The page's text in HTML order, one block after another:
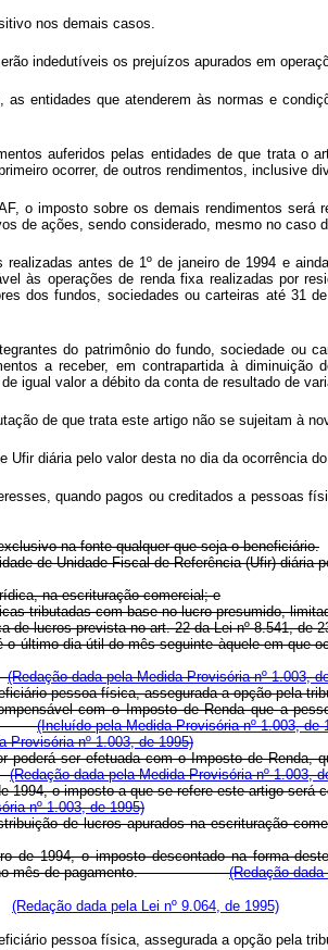
nos demais casos.
indedutíveis os prejuízos apurados em
entidades que atenderem às normas e
auferidos pelas entidades de que trata o
ocorrer, de outros rendimentos, inclusive
o imposto sobre os demais rendimentos
de ações, sendo considerado, mesmo no caso
realizadas antes de 1º de janeiro de 1994 e
às operações de renda fixa realizadas por
dos fundos, sociedades ou carteiras até 31
do patrimônio do fundo, sociedade ou
a receber, em contrapartida à
igual valor a débito da conta de resultado de
de que trata este artigo não se sujeitam à
Ufir diária pelo valor desta no dia da ocorrência
quando pagos ou creditados a pessoas
na fonte qualquer que seja o beneficiário.
de Unidade Fiscal de Referência (Ufir) diária
na escrituração comercial; e
tributadas com base no lucro presumido,
lucros prevista no art. 22 da Lei nº 8.541, de
último dia útil do mês seguinte àquele em que
(Redação dada pela Medida Provisória nº 1.003,
beneficiário pessoa física, assegurada a
com o Imposto de Renda que a
(Incluído pela Medida Provisória nº 1.003, de
Provisória nº 1.003, de 1995)
poderá ser efetuada com o Imposto de
(Redação dada pela Medida Provisória nº 1.003,
1994, o imposto a que se refere este artigo
nº 1.003, de 1995)
distribuição de lucros apurados na
de 1994, o imposto descontado na forma
no mês de pagamento.(Redação
(Redação dada pela Lei nº 9.064, de 1995)
beneficiário pessoa física, assegurada a